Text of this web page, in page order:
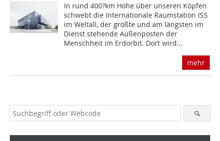
In rund 400?km Höhe über unseren Köpfen
schwebt die Internationale Raumstation ISS
im Weltall, der größte und am längsten im
Dienst stehende Außenposten der
Menschheit im Erdorbit. Dort wird...
mehr